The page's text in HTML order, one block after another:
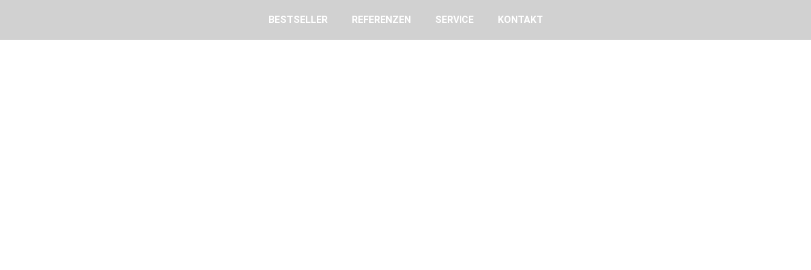
BESTSELLER REFERENZEN SERVICE KONTAKT